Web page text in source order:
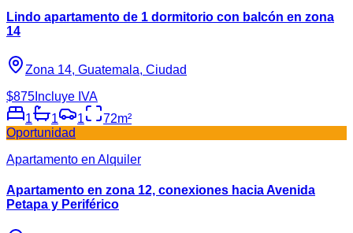
Lindo apartamento de 1 dormitorio con balcón en zona
14
Zona 14, Guatemala, Ciudad
$875 Incluye IVA
1
1 1 72m²
Oportunidad
Apartamento en Alquiler
Apartamento en zona 12, conexiones hacia Avenida
Petapa y Periférico